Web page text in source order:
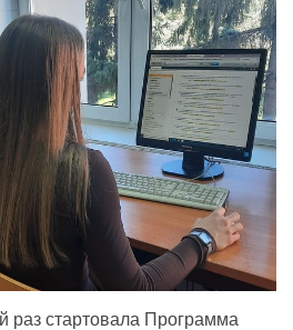
раз стартовала Программа